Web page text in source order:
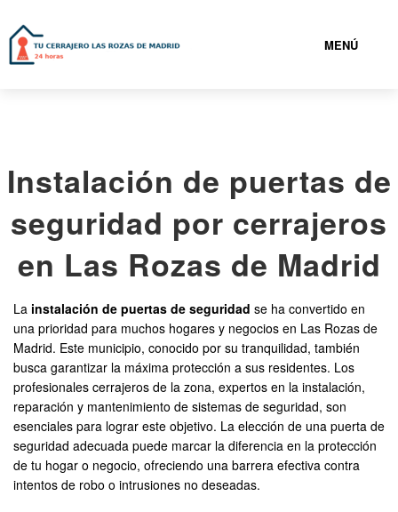
MENÚ
919931095
CERRAJEROS LAS ROZAS DE MADRID BARATOS
SERVICIOS
CONTACTAR
Instalación de puertas de
seguridad por cerrajeros
en Las Rozas de Madrid
La instalación de puertas de seguridad se ha convertido en
una prioridad para muchos hogares y negocios en Las Rozas de
Madrid. Este municipio, conocido por su tranquilidad, también
busca garantizar la máxima protección a sus residentes. Los
profesionales cerrajeros de la zona, expertos en la instalación,
reparación y mantenimiento de sistemas de seguridad, son
esenciales para lograr este objetivo. La elección de una puerta de
seguridad adecuada puede marcar la diferencia en la protección
de tu hogar o negocio, ofreciendo una barrera efectiva contra
intentos de robo o intrusiones no deseadas.